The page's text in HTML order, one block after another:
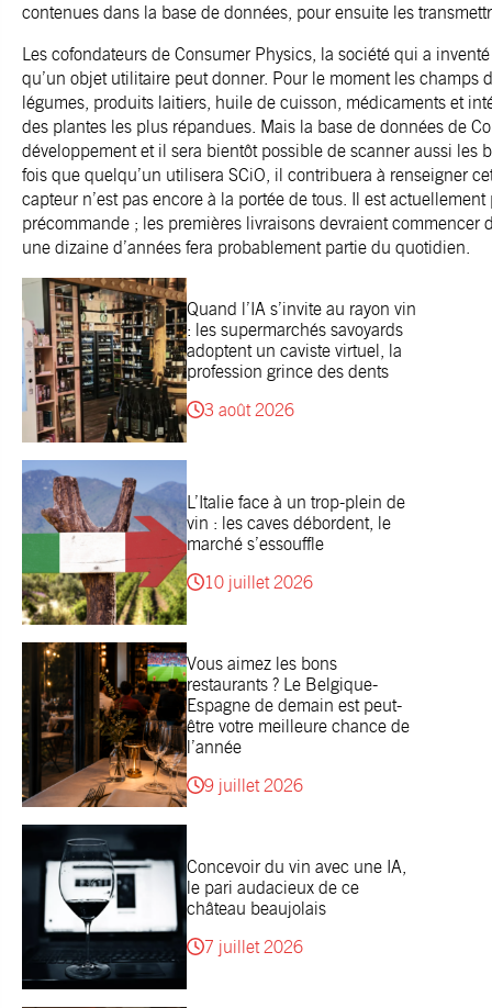
contenues dans la base de données, pour ensuite les
Les cofondateurs de Consumer Physics, la société qui a
qu’un objet utilitaire peut donner. Pour le moment les champs
légumes, produits laitiers, huile de cuisson, médicaments et
des plantes les plus répandues. Mais la base de données de
développement et il sera bientôt possible de scanner aussi les
fois que quelqu’un utilisera SCiO, il contribuera à renseigner
capteur n’est pas encore à la portée de tous. Il est
précommande ; les premières livraisons devraient commencer
une dizaine d’années fera probablement partie du quotidien.
Quand l’IA s’invite au rayon vin
: les supermarchés savoyards
adoptent un caviste virtuel, la
profession grince des dents
3 août 2026
L’Italie face à un trop-plein de
vin : les caves débordent, le
marché s’essouffle
10 juillet 2026
Vous aimez les bons
restaurants ? Le Belgique-
Espagne de demain est peut-
être votre meilleure chance de
l’année
9 juillet 2026
Concevoir du vin avec une IA,
le pari audacieux de ce
château beaujolais
7 juillet 2026